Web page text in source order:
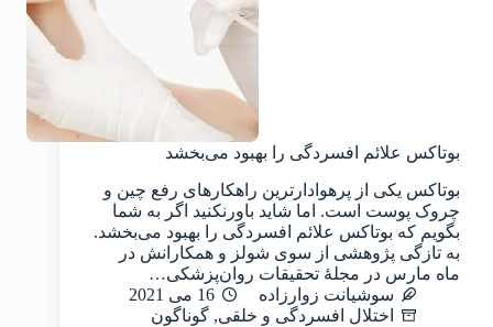
بوتاکس علائم افسردگی را بهبود می‌بخشد
بوتاکس یکی از پرهوادارترین راهکارهای رفع چین و
چروک پوست است. اما شاید باورنکنید اگر به شما
بگویم که بوتاکس علائم افسردگی را بهبود می‌بخشد.
به تازگی پژوهشی از سوی شولز و همکارانش در
ماه مارس در مجلهٔ تحقیقات روان‌پزشکی…
سوشیانت زوارزاده
16 می 2021
اختلال افسردگی و خلقی, گوناگون